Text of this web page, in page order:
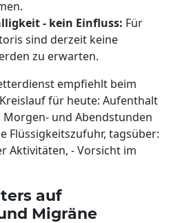
- kein Einfluss: Für
sind derzeit keine
zu erwarten.
empfiehlt beim
für heute: Aufenthalt
und Abendstunden
Flüssigkeitszufuhr, tagsüber:
Aktivitäten, - Vorsicht im
auf
Migräne